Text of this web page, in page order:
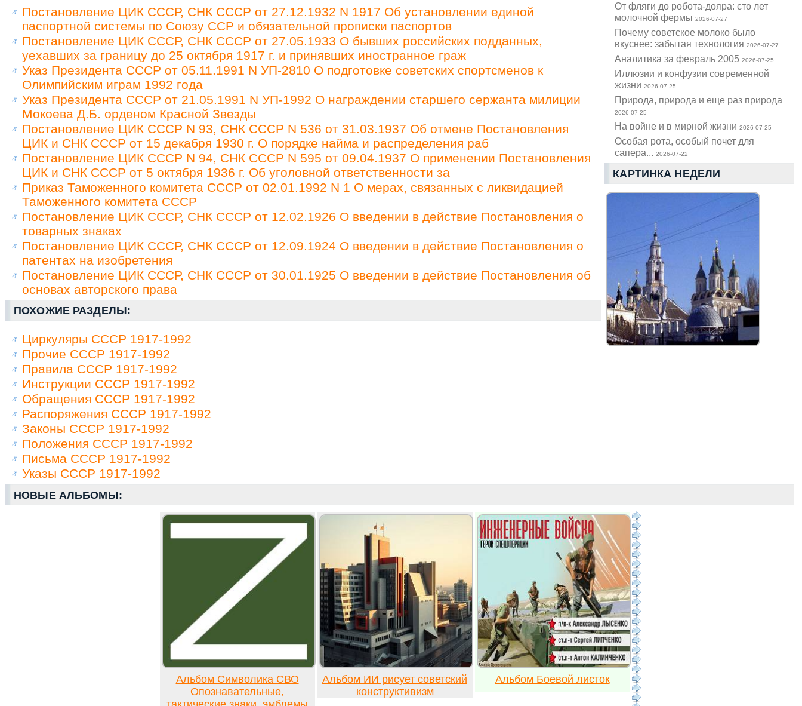
От фляги до робота-дояра: сто лет
молочной фермы2026-07-27
Почему советское молоко было
вкуснее: забытая технология2026-07-27
Аналитика за февраль 20052026-07-25
Иллюзии и конфузии современной
жизни2026-07-25
Природа, природа и еще раз природа
2026-07-25
На войне и в мирной жизни2026-07-25
Особая рота, особый почет для
сапера...2026-07-22
КАРТИНКА НЕДЕЛИ
Постановление ЦИК СССР, СНК СССР от 27.12.1932 N 1917 Об установлении единой
паспортной системы по Союзу ССР и обязательной прописки паспортов
Постановление ЦИК СССР, СНК СССР от 27.05.1933 О бывших российских подданных,
уехавших за границу до 25 октября 1917 г. и принявших иностранное граж
Указ Президента СССР от 05.11.1991 N УП-2810 О подготовке советских спортсменов к
Олимпийским играм 1992 года
Указ Президента СССР от 21.05.1991 N УП-1992 О награждении старшего сержанта милиции
Мокоева Д.Б. орденом Красной Звезды
Постановление ЦИК СССР N 93, СНК СССР N 536 от 31.03.1937 Об отмене Постановления
ЦИК и СНК СССР от 15 декабря 1930 г. О порядке найма и распределения раб
Постановление ЦИК СССР N 94, СНК СССР N 595 от 09.04.1937 О применении Постановления
ЦИК и СНК СССР от 5 октября 1936 г. Об уголовной ответственности за
Приказ Таможенного комитета СССР от 02.01.1992 N 1 О мерах, связанных с ликвидацией
Таможенного комитета СССР
Постановление ЦИК СССР, СНК СССР от 12.02.1926 О введении в действие Постановления о
товарных знаках
Постановление ЦИК СССР, СНК СССР от 12.09.1924 О введении в действие Постановления о
патентах на изобретения
Постановление ЦИК СССР, СНК СССР от 30.01.1925 О введении в действие Постановления об
основах авторского права
ПОХОЖИЕ РАЗДЕЛЫ:
Циркуляры СССР 1917-1992
Прочие СССР 1917-1992
Правила СССР 1917-1992
Инструкции СССР 1917-1992
Обращения СССР 1917-1992
Распоряжения СССР 1917-1992
Законы СССР 1917-1992
Положения СССР 1917-1992
Письма СССР 1917-1992
Указы СССР 1917-1992
НОВЫЕ АЛЬБОМЫ:
Альбом Символика СВО
Опознавательные,
Альбом ИИ рисует советский
конструктивизм
Альбом Боевой листок